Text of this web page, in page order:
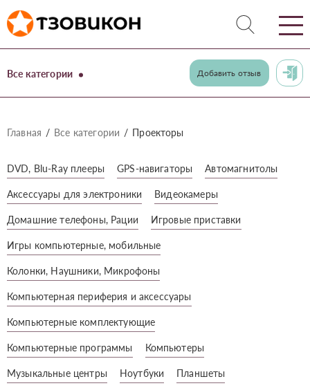
Все категории Добавить отзыв
Главная Все категории Проекторы
DVD, Blu-Ray плееры GPS-навигаторы Автомагнитолы
Аксессуары для электроники Видеокамеры
Домашние телефоны, Рации Игровые приставки
Игры компьютерные, мобильные
Колонки, Наушники, Микрофоны
Компьютерная периферия и аксессуары
Компьютерные комплектующие
Компьютерные программы Компьютеры
Музыкальные центры Ноутбуки Планшеты